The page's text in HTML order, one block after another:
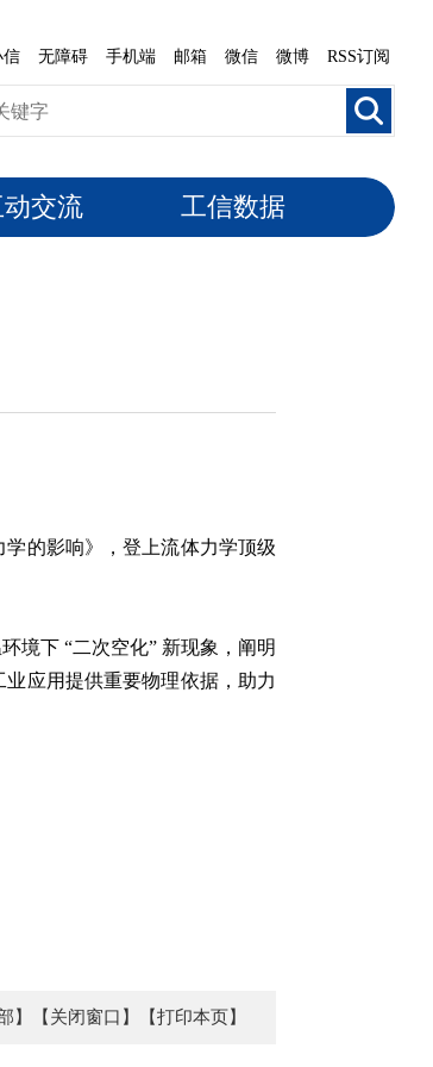
信 无障碍 手机端 邮箱 微信 微博 RSS订阅
交流 工信数据
的影响》，登上流体力学顶级
境下 “二次空化” 新现象，阐明
应用提供重要物理依据，助力
】 【关闭窗口】 【打印本页】